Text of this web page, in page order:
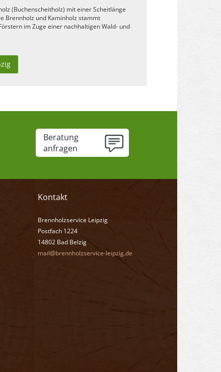
(Buchenscheitholz) mit einer Scheitlänge
Brennholz und Kaminholz stammt
im Zuge einer nachhaltigen Wald- und
Beratung
anfragen
Kontakt
Brennholzservice Leipzig
Postfach 1224
14802 Bad Belzig
mail@brennholzservice-leipzig.de